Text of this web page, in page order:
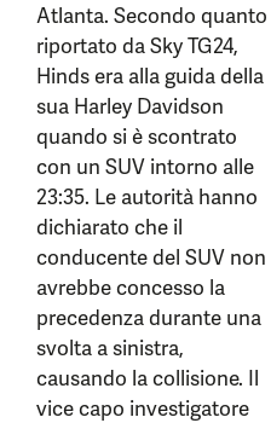
Atlanta. Secondo quanto
riportato da Sky TG24,
Hinds era alla guida della
sua Harley Davidson
quando si è scontrato
con un SUV intorno alle
23:35. Le autorità hanno
dichiarato che il
conducente del SUV non
avrebbe concesso la
precedenza durante una
svolta a sinistra,
causando la collisione. Il
vice capo investigatore